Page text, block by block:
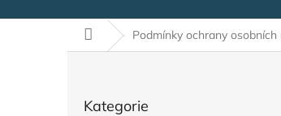
Domů Podmínky ochrany osobních
kategorie
Kategorie